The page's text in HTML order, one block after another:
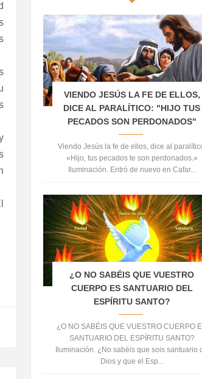
VIENDO JESÚS LA FE DE ELLOS,
DICE AL PARALÍTICO: "HIJO TUS
PECADOS SON PERDONADOS"
Viendo Jesús la fe de ellos, dice al
«Hijo, tus pecados te son perdonados.»
Iluminación. Entró de nuevo en Cafar...
¿O NO SABÉIS QUE VUESTRO
CUERPO ES SANTUARIO DEL
ESPÍRITU SANTO?
¿O NO SABÉIS QUE VUESTRO CUERPO
SANTUARIO DEL ESPÍRITU SANTO?
Iluminación. ¿No sabéis que sois santuario
Dios y que el Esp...